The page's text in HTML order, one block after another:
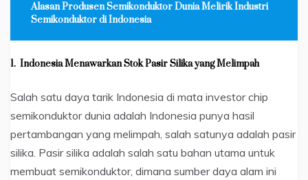
Alasan Produsen Semikonduktor Dunia Melirik Industri
Semikonduktor di Indonesia
1. Indonesia Menawarkan Stok Pasir Silika yang Melimpah
Salah satu daya tarik Indonesia di mata investor chip
semikonduktor dunia adalah Indonesia punya hasil
pertambangan yang melimpah, salah satunya adalah pasir
silika. Pasir silika adalah salah satu bahan utama untuk
membuat semikonduktor, dimana sumber daya alam ini